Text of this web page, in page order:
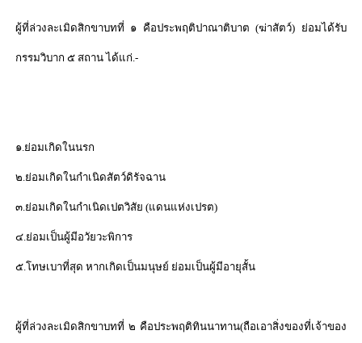
ผู้ที่ล่วงละเมิดสิกขาบทที่ ๑ คือประพฤติปาณาติบาต (ฆ่าสัตว์) ย่อมได้รับ
กรรมวิบาก ๕ สถาน ได้แก่.-
๑.ย่อมเกิดในนรก
๒.ย่อมเกิดในกำเนิดสัตว์ดิรัจฉาน
๓.ย่อมเกิดในกำเนิดเปตวิสัย (แดนแห่งเปรต)
๔.ย่อมเป็นผู้มีอวัยวะพิการ
๕.โทษเบาที่สุด หากเกิดเป็นมนุษย์ ย่อมเป็นผู้มีอายุสั้น
ผู้ที่ล่วงละเมิดสิกขาบทที่ ๒ คือประพฤติทินนาทาน(ถือเอาสิ่งของที่เจ้าของ